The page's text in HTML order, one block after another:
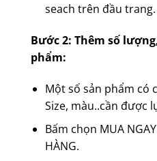
seach trên đầu trang.
Bước 2: Thêm số
phẩm:
Một số sản phẩm có
Size, màu..cần được
Bấm chọn MUA
HÀNG.